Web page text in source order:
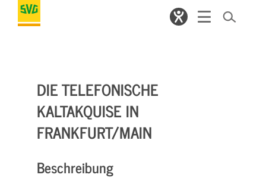
DIE TELEFONISCHE
KALTAKQUISE IN
FRANKFURT/MAIN
Beschreibung